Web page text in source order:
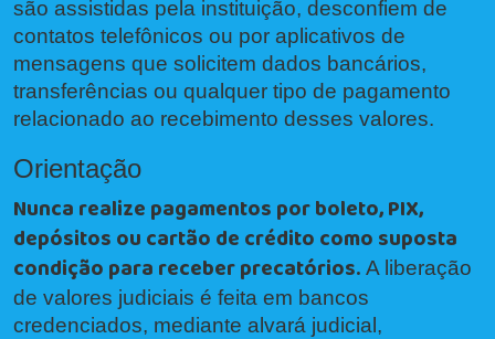
são assistidas pela instituição, desconfiem de
contatos telefônicos ou por aplicativos de
mensagens que solicitem dados bancários,
transferências ou qualquer tipo de pagamento
relacionado ao recebimento desses valores.
Orientação
Nunca realize pagamentos por boleto, PIX,
depósitos ou cartão de crédito como suposta
condição para receber precatórios. A liberação
de valores judiciais é feita em bancos
credenciados, mediante alvará judicial,